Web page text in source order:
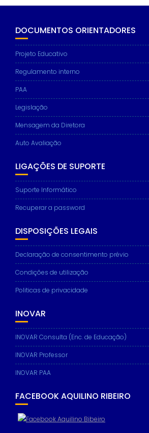
DOCUMENTOS ORIENTADORES
Projeto Educativo
Regulamento interno
PAA
Legislação
Mensagem da Diretora
Auto Avaliação
LIGAÇÕES DE SUPORTE
Suporte Informático
Recuperar a password
DISPOSIÇÕES LEGAIS
Declaração de consentimento prévio
Condições de utilização
Politicas de privacidade
INOVAR
INOVAR Consulta (Enc. de Educação)
INOVAR Professor
INOVAR PAA
FACEBOOK AQUILINO RIBEIRO
Necessary
These
cookies are
not
optional.
needed for
the website
to function.
Statistics
In order for
website's
and